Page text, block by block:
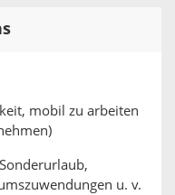
mobil zu arbeiten
u. v.